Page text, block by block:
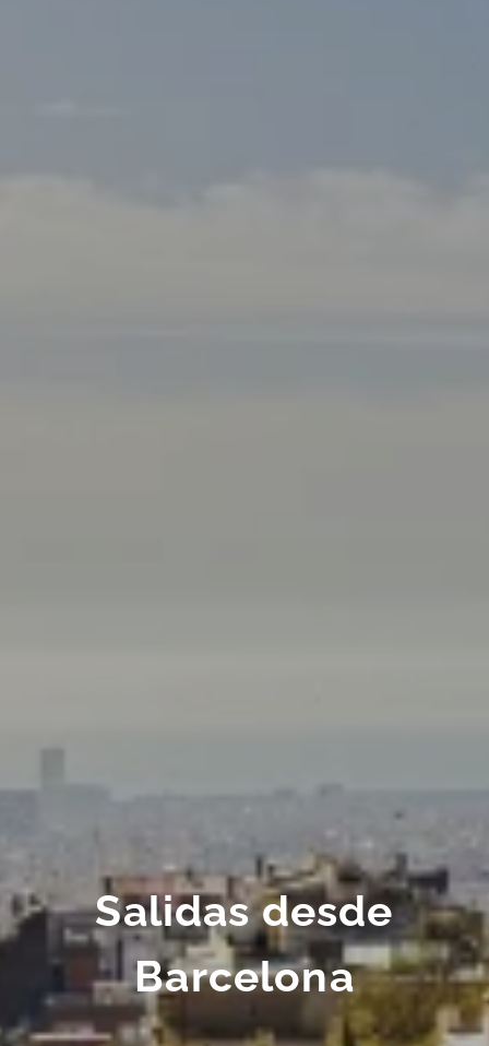
Salidas desde
Barcelona